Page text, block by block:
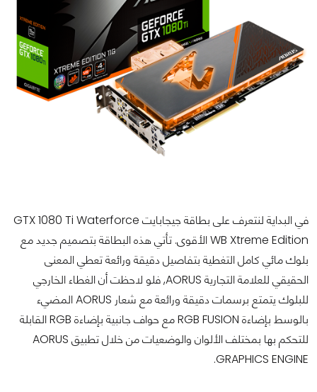
في البداية لنتعرف على بطاقة جيجابايت GTX 1080 Ti Waterforce
WB Xtreme Edition الأقوى. تأتي هذه البطاقة بتصميم جديد مع
بلوك مائي كامل التغطية بتفاصيل دقيقة ورائعة تعطي المعنى
الحقيقي للعلامة التجارية AORUS, فلو لاحظت أن الغطاء الخارجي
للبلوك يتمتع برسمات دقيقة ورائعة مع شعار AORUS المضيء
بالوسط بإضاءة RGB FUSION مع حواف جانبية بإضاءة RGB القابلة
للتحكم بها بمختلف الألوان والوضعيات من خلال تطبيق AORUS
GRAPHICS ENGINE.